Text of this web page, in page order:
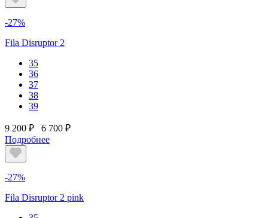
-27%
Fila Disruptor 2
35
36
37
38
39
9 200 ₽
6 700 ₽
Подробнее
-27%
Fila Disruptor 2 pink